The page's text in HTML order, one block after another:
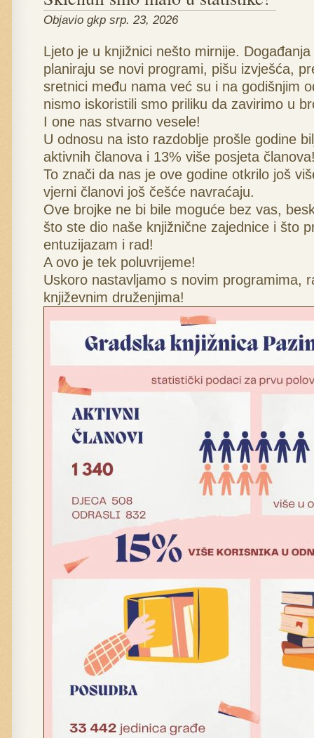
Objavio gkp srp. 23, 2026
Ljeto je u knjižnici nešto mirnije.
planiraju se novi programi, pišu izvješća,
sretnici među nama već su i na godišnjim
nismo iskoristili smo priliku da zavirimo u
I one nas stvarno vesele!
U odnosu na isto razdoblje prošle godine
aktivnih članova i 13% više posjeta
To znači da nas je ove godine otkrilo još
vjerni članovi još češće navraćaju.
Ove brojke ne bi bile moguće bez vas,
što ste dio naše knjižnične zajednice i što
entuzijazam i rad!
A ovo je tek poluvrijeme!
Uskoro nastavljamo s novim programima,
književnim druženjima!